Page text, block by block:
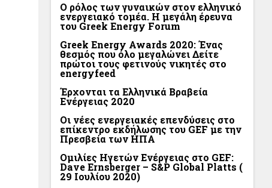
Ο ρόλος των γυναικών στον ελληνικό
ενεργειακό τομέα. Η μεγάλη έρευνα
του Greek Energy Forum
Greek Energy Awards 2020: Ένας
θεσμός που όλο μεγαλώνει Δείτε
πρώτοι τους φετινούς νικητές στο
energyfeed
Έρχονται τα Ελληνικά Βραβεία
Ενέργειας 2020
Οι νέες ενεργειακές επενδύσεις στο
επίκεντρο εκδήλωσης του GEF με την
Πρεσβεία των ΗΠΑ
Ομιλίες Ηγετών Ενέργειας στο GEF:
Dave Ernsberger – S&P Global Platts (
29 Ιουλίου 2020)